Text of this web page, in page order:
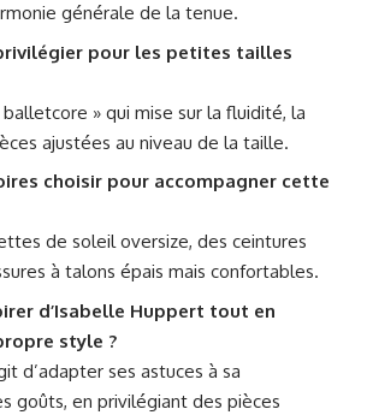
générale de la tenue.
pour les petites tailles
» qui mise sur la fluidité, la
ajustées au niveau de la taille.
choisir pour accompagner cette
de soleil oversize, des ceintures
à talons épais mais confortables.
d’Isabelle Huppert tout en
style ?
d’adapter ses astuces à sa
goûts, en privilégiant des pièces